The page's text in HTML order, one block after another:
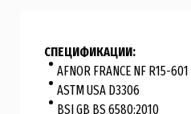
СПЕЦИФИКАЦИИ:
AFNOR FRANCE NF R15-601
ASTM USA D3306
BSI GB BS 6580:2010